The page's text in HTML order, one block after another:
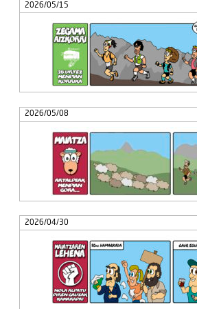
2026/05/15
2026/05/08
2026/04/30